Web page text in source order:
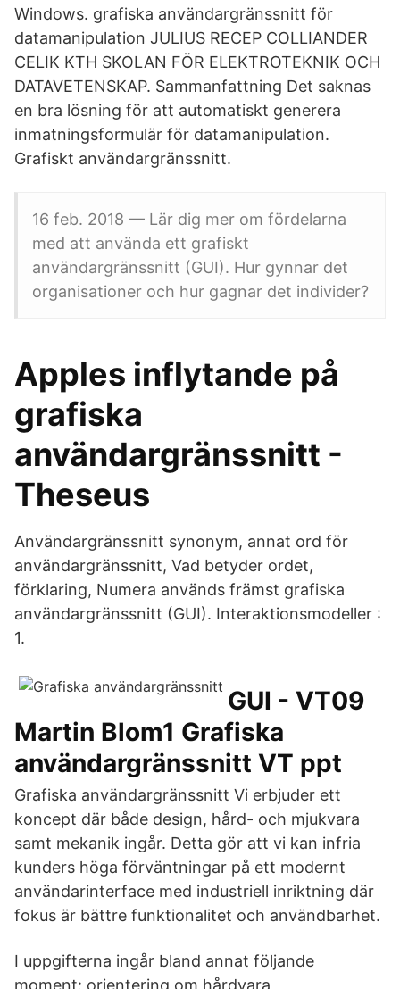
Windows. grafiska användargränssnitt för
datamanipulation JULIUS RECEP COLLIANDER
CELIK KTH SKOLAN FÖR ELEKTROTEKNIK OCH
DATAVETENSKAP. Sammanfattning Det saknas
en bra lösning för att automatiskt generera
inmatningsformulär för datamanipulation.
Grafiskt användargränssnitt.
16 feb. 2018 — Lär dig mer om fördelarna
med att använda ett grafiskt
användargränssnitt (GUI). Hur gynnar det
organisationer och hur gagnar det individer?
Apples inflytande på
grafiska
användargränssnitt -
Theseus
Användargränssnitt synonym, annat ord för
användargränssnitt, Vad betyder ordet,
förklaring, Numera används främst grafiska
användargränssnitt (GUI). Interaktionsmodeller :
1.
GUI - VT09
Martin Blom1 Grafiska
användargränssnitt VT ppt
Grafiska användargränssnitt Vi erbjuder ett
koncept där både design, hård- och mjukvara
samt mekanik ingår. Detta gör att vi kan infria
kunders höga förväntningar på ett modernt
användarinterface med industriell inriktning där
fokus är bättre funktionalitet och användbarhet.
I uppgifterna ingår bland annat följande
moment: orientering om hårdvara,